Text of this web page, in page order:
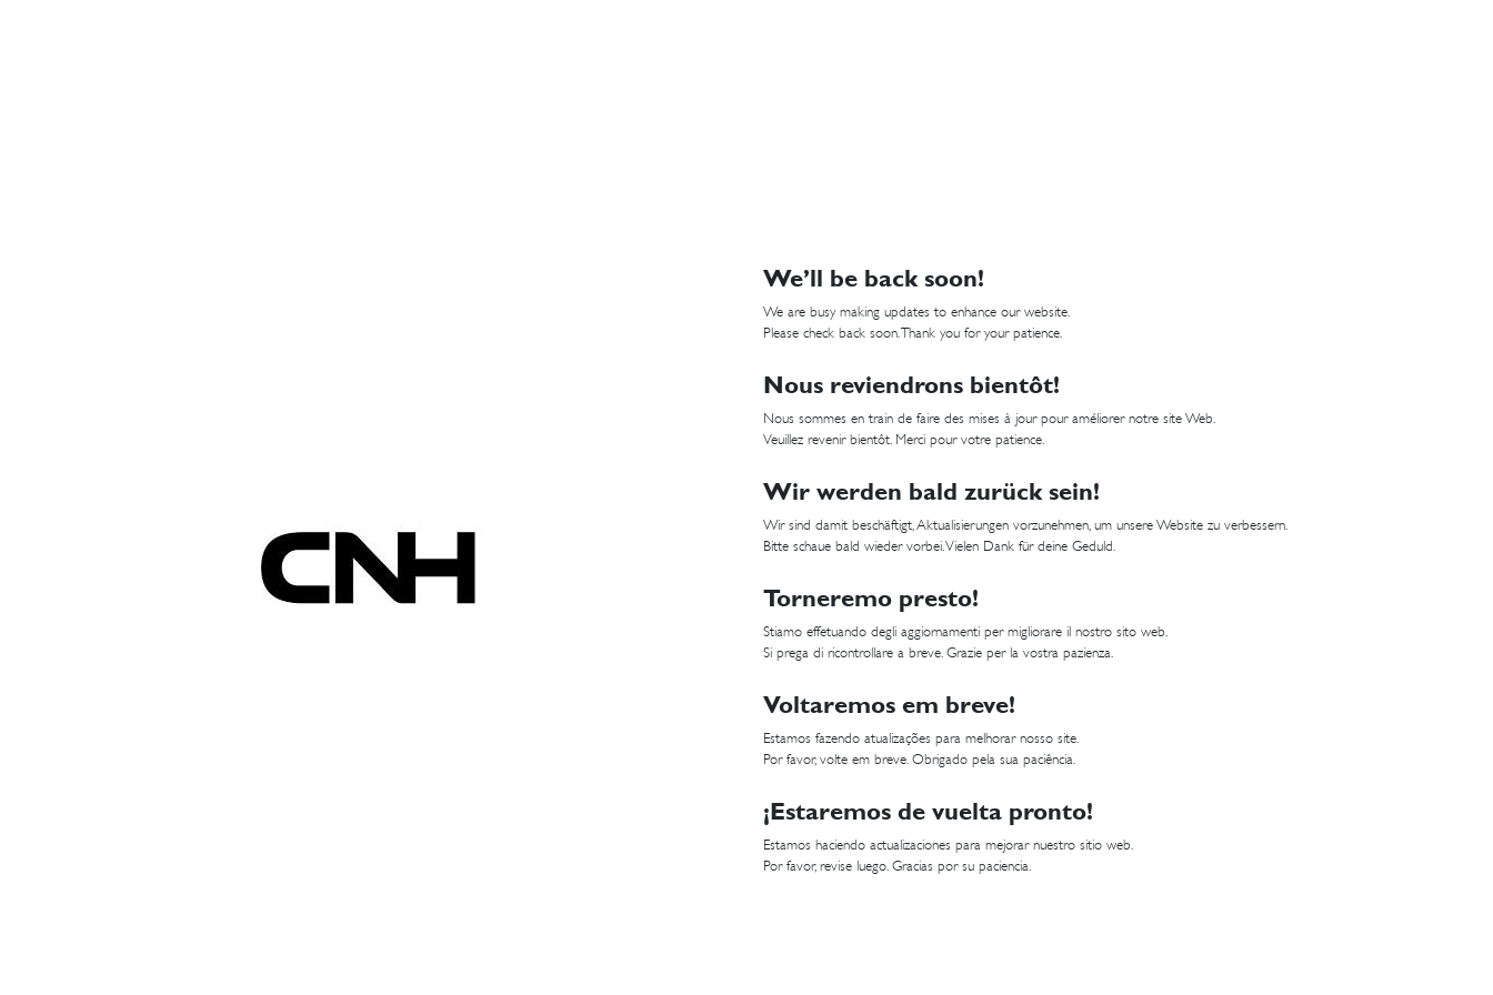
We’ll be back soon!
We are busy making updates to enhance our website.
Please check back soon. Thank you for your patience.
Nous reviendrons bientôt!
Nous sommes en train de faire des mises à jour pour améliorer notre site Web.
Veuillez revenir bientôt. Merci pour votre patience.
Wir werden bald zurück sein!
Wir sind damit beschäftigt, Aktualisierungen vorzunehmen, um unsere Website zu verbessern.
Bitte schaue bald wieder vorbei. Vielen Dank für deine Geduld.
Torneremo presto!
Stiamo effetuando degli aggiornamenti per migliorare il nostro sito web.
Si prega di ricontrollare a breve. Grazie per la vostra pazienza.
Voltaremos em breve!
Estamos fazendo atualizações para melhorar nosso site.
Por favor, volte em breve. Obrigado pela sua paciência.
¡Estaremos de vuelta pronto!
Estamos haciendo actualizaciones para mejorar nuestro sitio web.
Por favor, revise luego. Gracias por su paciencia.